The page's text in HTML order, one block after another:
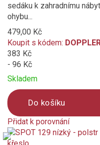
sedáku k zahradnímu
ohybu...
479,00 Kč
Koupit s kódem:
383 Kč
- 96 Kč
Skladem
Do košíku
Přidat k porovnání
Product
is